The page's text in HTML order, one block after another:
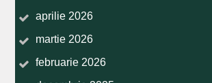
aprilie 2026
martie 2026
februarie 2026